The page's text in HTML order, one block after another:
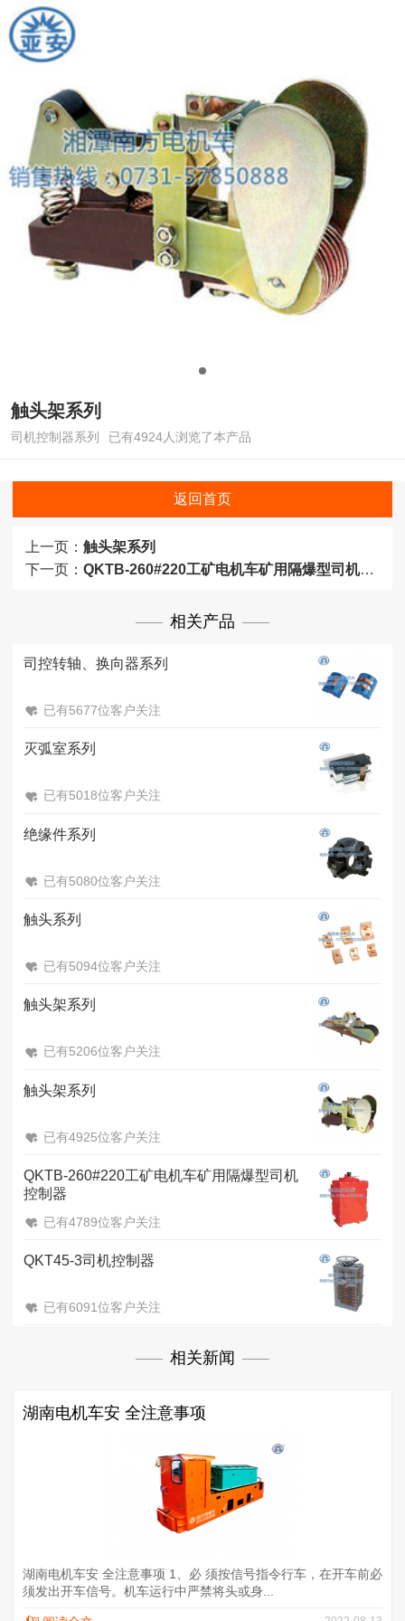
触头架系列
司机控制器系列 已有4924人浏览了本产品
返回首页
上一页： 触头架系列
下一页： QKTB-260#220工矿电机车矿用隔爆型司机控制器
相关产品
司控转轴、换向器系列
已有5677位客户关注
灭弧室系列
已有5018位客户关注
绝缘件系列
已有5080位客户关注
触头系列
已有5094位客户关注
触头架系列
已有5206位客户关注
触头架系列
已有4925位客户关注
QKTB-260#220工矿电机车矿用隔爆型司机
控制器
已有4789位客户关注
QKT45-3司机控制器
已有6091位客户关注
相关新闻
湖南电机车安 全注意事项
湖南电机车安 全注意事项 1、必 须按信号指令行车，在开车前必
须发出开车信号。机车运行中严禁将头或身...